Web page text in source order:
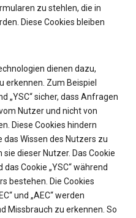
zu stehlen, die in
Diese Cookies bleiben
dienen dazu,
erkennen. Zum Beispiel
„YSC“ sicher, dass Anfragen
Nutzer und nicht von
Diese Cookies hindern
das Wissen des Nutzers zu
dieser Nutzer. Das Cookie
Cookie „YSC“ während
bestehen. Die Cookies
und „AEC“ werden
Missbrauch zu erkennen. So